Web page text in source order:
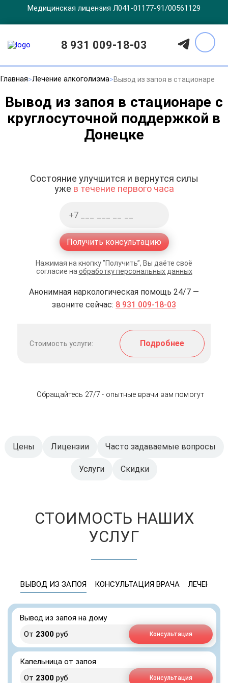
Медицинская лицензия Л041-01177-91/00561129
8 931 009-18-03
Главная Лечение алкоголизма Вывод из запоя в стационаре
Вывод из запоя в стационаре с
круглосуточной поддержкой в
Донецке
Состояние улучшится и вернутся силы
уже в течение первого часа
Получить консультацию
Нажимая на кнопку ”Получить”, Вы даёте своё
согласие на обработку персональных данных
Анонимная наркологическая помощь 24/7 —
звоните сейчас: 8 931 009-18-03
Стоимость услуги: Подробнее
Обращайтесь 27/7 - опытные врачи вам помогут
Цены Лицензии Часто задаваемые вопросы
Услуги Скидки
СТОИМОСТЬ НАШИХ
УСЛУГ
ВЫВОД ИЗ ЗАПОЯ КОНСУЛЬТАЦИЯ ВРАЧА ЛЕЧЕНИЕ
Вывод из запоя на дому
От 2300 руб Консультация
Капельница от запоя
От 2300 руб Консультация